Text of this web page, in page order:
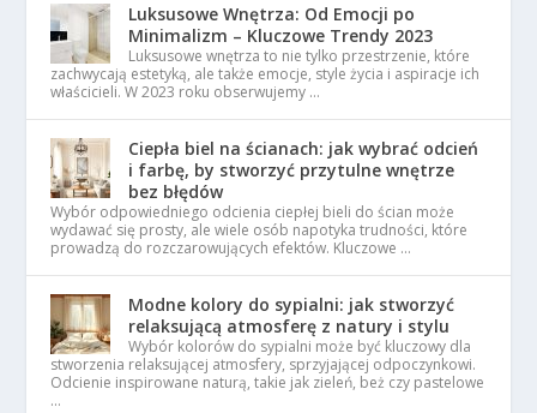
Luksusowe Wnętrza: Od Emocji po
Minimalizm – Kluczowe Trendy 2023
Luksusowe wnętrza to nie tylko przestrzenie, które
zachwycają estetyką, ale także emocje, style życia i aspiracje ich
właścicieli. W 2023 roku obserwujemy …
Ciepła biel na ścianach: jak wybrać odcień
i farbę, by stworzyć przytulne wnętrze
bez błędów
Wybór odpowiedniego odcienia ciepłej bieli do ścian może
wydawać się prosty, ale wiele osób napotyka trudności, które
prowadzą do rozczarowujących efektów. Kluczowe …
Modne kolory do sypialni: jak stworzyć
relaksującą atmosferę z natury i stylu
Wybór kolorów do sypialni może być kluczowy dla
stworzenia relaksującej atmosfery, sprzyjającej odpoczynkowi.
Odcienie inspirowane naturą, takie jak zieleń, beż czy pastelowe
…